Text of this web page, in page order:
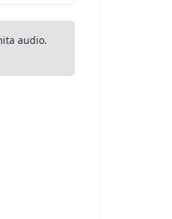
audio.